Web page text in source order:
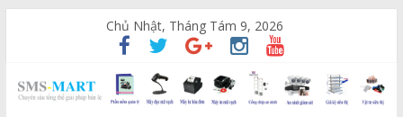
Chủ Nhật, Tháng Tám 9, 2026